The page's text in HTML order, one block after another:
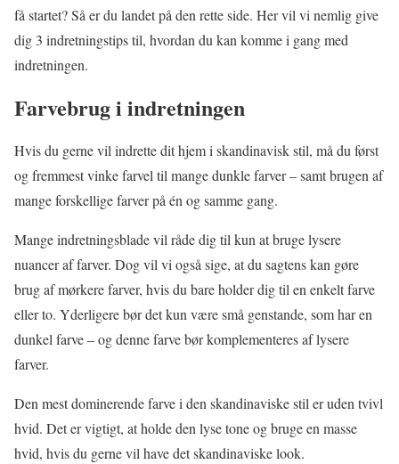
få startet? Så er du landet på den rette side. Her vil vi nemlig give
dig 3 indretningstips til, hvordan du kan komme i gang med
indretningen.
Farvebrug i indretningen
Hvis du gerne vil indrette dit hjem i skandinavisk stil, må du først
og fremmest vinke farvel til mange dunkle farver – samt brugen af
mange forskellige farver på én og samme gang.
Mange indretningsblade vil råde dig til kun at bruge lysere
nuancer af farver. Dog vil vi også sige, at du sagtens kan gøre
brug af mørkere farver, hvis du bare holder dig til en enkelt farve
eller to. Yderligere bør det kun være små genstande, som har en
dunkel farve – og denne farve bør komplementeres af lysere
farver.
Den mest dominerende farve i den skandinaviske stil er uden tvivl
hvid. Det er vigtigt, at holde den lyse tone og bruge en masse
hvid, hvis du gerne vil have det skandinaviske look.